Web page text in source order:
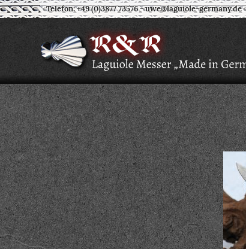
Telefon: +49 (0)3877 73576-uwe@laguiole-germany.de